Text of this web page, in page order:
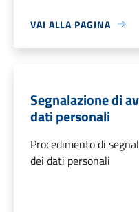
VAI ALLA PAGINA
Segnalazione di
dati personali
Procedimento di
dei dati personali